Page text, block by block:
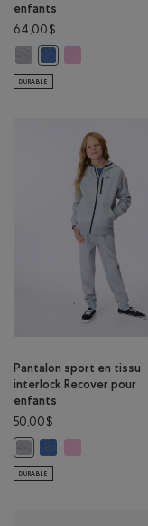
enfants
64,00$
DURABLE
Pantalon sport en tissu
interlock Recover pour
enfants
50,00$
DURABLE